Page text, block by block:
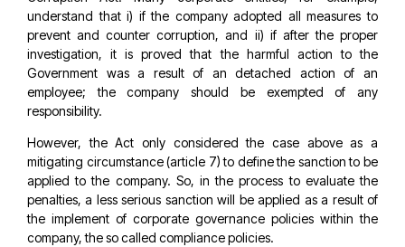
understand that i) if the company adopted all measures to
prevent and counter corruption, and ii) if after the proper
investigation, it is proved that the harmful action to the
Government was a result of an detached action of an
employee; the company should be exempted of any
responsibility.
However, the Act only considered the case above as a
mitigating circumstance (article 7) to define the sanction to be
applied to the company. So, in the process to evaluate the
penalties, a less serious sanction will be applied as a result of
the implement of corporate governance policies within the
company, the so called compliance policies.